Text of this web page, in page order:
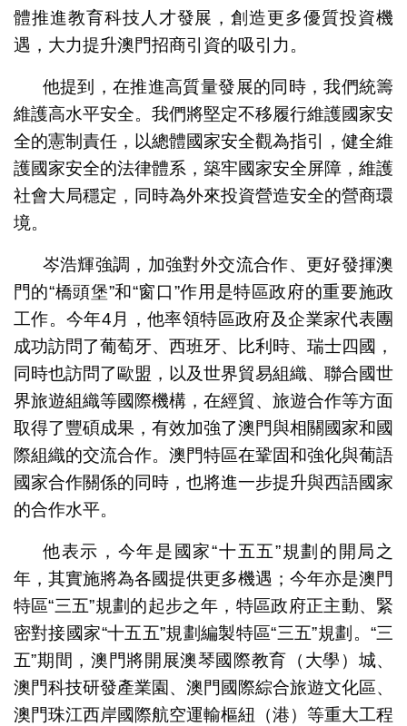
體推進教育科技人才發展，創造更多優質投資機
遇，大力提升澳門招商引資的吸引力。
他提到，在推進高質量發展的同時，我們統籌
維護高水平安全。我們將堅定不移履行維護國家安
全的憲制責任，以總體國家安全觀為指引，健全維
護國家安全的法律體系，築牢國家安全屏障，維護
社會大局穩定，同時為外來投資營造安全的營商環
境。
岑浩輝強調，加強對外交流合作、更好發揮澳
門的“橋頭堡”和“窗口”作用是特區政府的重要施政
工作。今年4月，他率領特區政府及企業家代表團
成功訪問了葡萄牙、西班牙、比利時、瑞士四國，
同時也訪問了歐盟，以及世界貿易組織、聯合國世
界旅遊組織等國際機構，在經貿、旅遊合作等方面
取得了豐碩成果，有效加強了澳門與相關國家和國
際組織的交流合作。澳門特區在鞏固和強化與葡語
國家合作關係的同時，也將進一步提升與西語國家
的合作水平。
他表示，今年是國家“十五五”規劃的開局之
年，其實施將為各國提供更多機遇；今年亦是澳門
特區“三五”規劃的起步之年，特區政府正主動、緊
密對接國家“十五五”規劃編製特區“三五”規劃。“三
五”期間，澳門將開展澳琴國際教育（大學）城、
澳門科技研發產業園、澳門國際綜合旅遊文化區、
澳門珠江西岸國際航空運輸樞紐（港）等重大工程